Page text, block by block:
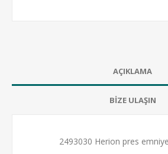
AÇIKLAMA
BİZE ULAŞIN
2493030 Herion pres